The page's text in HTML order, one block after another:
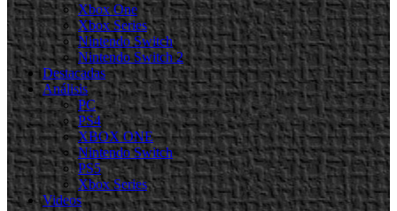
Xbox One
Xbox Series
Nintendo Switch
Nintendo Switch 2
Destacadas
Análisis
PC
PS4
XBOX ONE
Nintendo Switch
PS5
Xbox Series
Videos